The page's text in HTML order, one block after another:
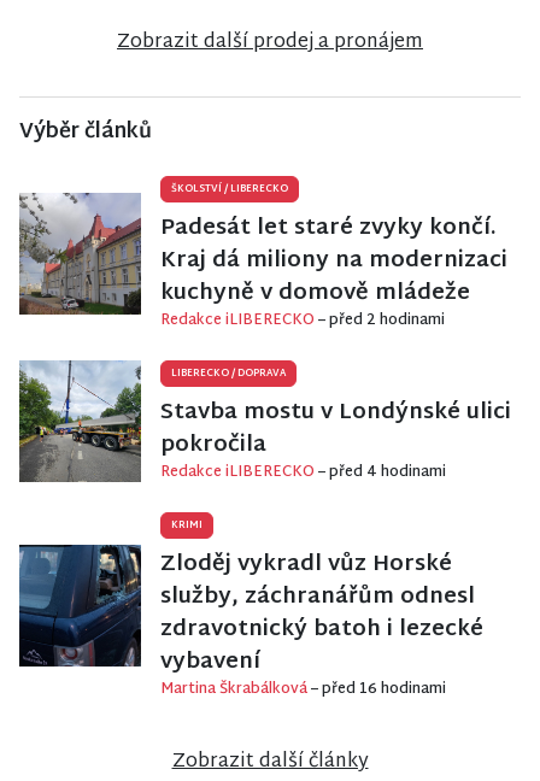
Zobrazit další prodej a pronájem
Výběr článků
ŠKOLSTVÍ/LIBERECKO
Padesát let staré zvyky končí.
Kraj dá miliony na modernizaci
kuchyně v domově mládeže
Redakce iLIBERECKO– před 2 hodinami
LIBERECKO/DOPRAVA
Stavba mostu v Londýnské ulici
pokročila
Redakce iLIBERECKO– před 4 hodinami
KRIMI
Zloděj vykradl vůz Horské
služby, záchranářům odnesl
zdravotnický batoh i lezecké
vybavení
Martina Škrabálková– před 16 hodinami
Zobrazit další články